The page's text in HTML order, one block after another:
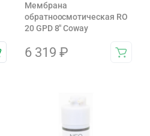
Мембрана
обратноосмотическая RO
20 GPD 8″ Coway
6 319 ₽